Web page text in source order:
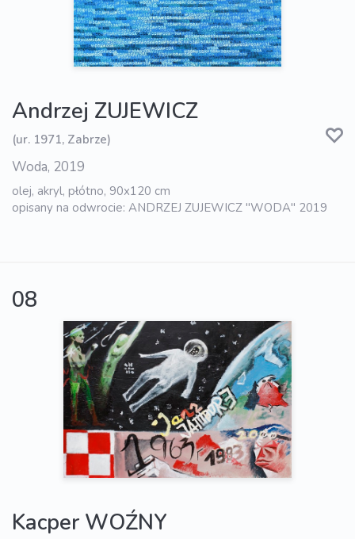
Andrzej ZUJEWICZ
(ur. 1971, Zabrze)
Woda, 2019
olej, akryl, płótno, 90x120 cm
opisany na odwrocie: ANDRZEJ ZUJEWICZ "WODA" 2019
08
Kacper WOŹNY